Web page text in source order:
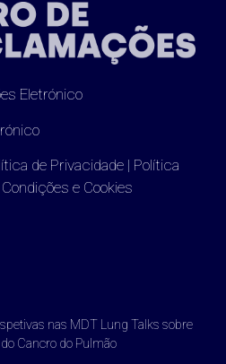
Eletrónico
de Privacidade| Política
e Cookies
nas MDT Lung Talks sobre
Cancro do Pulmão